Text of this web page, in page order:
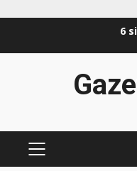
6
PRIMARY